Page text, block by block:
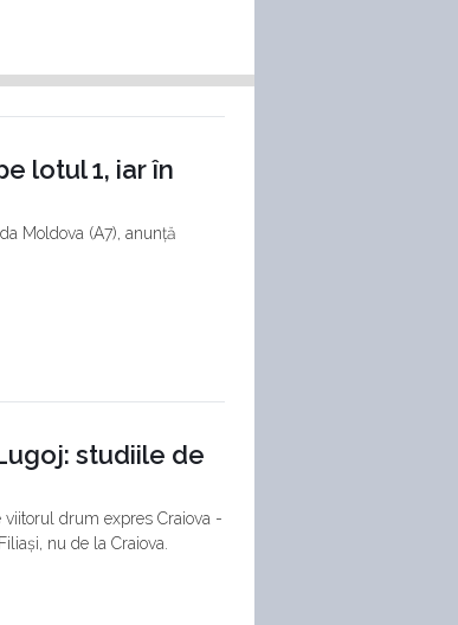
lotul 1, iar în
Moldova (A7), anunță
studiile de
drum expres Craiova -
nu de la Craiova.